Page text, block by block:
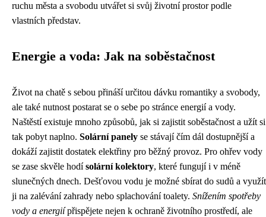
ruchu města a svobodu utvářet si svůj životní prostor podle
vlastních představ.
Energie a voda: Jak na soběstačnost
Život na chatě s sebou přináší určitou dávku romantiky a svobody,
ale také nutnost postarat se o sebe po stránce energií a vody.
Naštěstí existuje mnoho způsobů, jak si zajistit soběstačnost a užít si
tak pobyt naplno. Solární panely se stávají čím dál dostupnější a
dokáží zajistit dostatek elektřiny pro běžný provoz. Pro ohřev vody
se zase skvěle hodísolární kolektory, které fungují i v méně
slunečných dnech. Dešťovou vodu je možné sbírat do sudů a využít
ji na zalévání zahrady nebo splachování toalety. Snížením spotřeby
vody a energiípřispějete nejen k ochraně životního prostředí, ale